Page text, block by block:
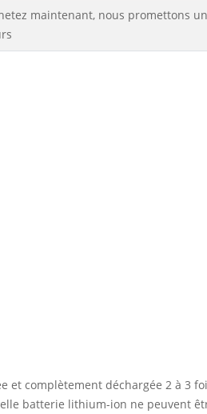
maintenant, nous promettons
complètement déchargée 2 à 3
batterie lithium-ion ne peuvent